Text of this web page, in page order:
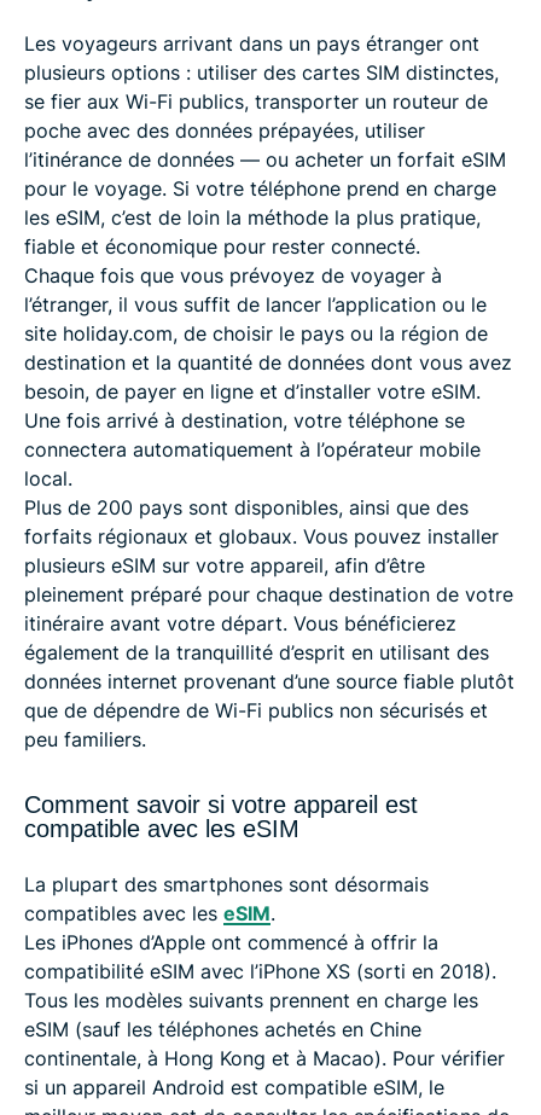
Les voyageurs arrivant dans un pays étranger ont
plusieurs options : utiliser des cartes SIM distinctes,
se fier aux Wi-Fi publics, transporter un routeur de
poche avec des données prépayées, utiliser
l’itinérance de données — ou acheter un forfait eSIM
pour le voyage. Si votre téléphone prend en charge
les eSIM, c’est de loin la méthode la plus pratique,
fiable et économique pour rester connecté.
Chaque fois que vous prévoyez de voyager à
l’étranger, il vous suffit de lancer l’application ou le
site holiday.com, de choisir le pays ou la région de
destination et la quantité de données dont vous avez
besoin, de payer en ligne et d’installer votre eSIM.
Une fois arrivé à destination, votre téléphone se
connectera automatiquement à l’opérateur mobile
local.
Plus de 200 pays sont disponibles, ainsi que des
forfaits régionaux et globaux. Vous pouvez installer
plusieurs eSIM sur votre appareil, afin d’être
pleinement préparé pour chaque destination de votre
itinéraire avant votre départ. Vous bénéficierez
également de la tranquillité d’esprit en utilisant des
données internet provenant d’une source fiable plutôt
que de dépendre de Wi-Fi publics non sécurisés et
peu familiers.
Comment savoir si votre appareil est
compatible avec les eSIM
La plupart des smartphones sont désormais
compatibles avec les eSIM.
Les iPhones d’Apple ont commencé à offrir la
compatibilité eSIM avec l’iPhone XS (sorti en 2018).
Tous les modèles suivants prennent en charge les
eSIM (sauf les téléphones achetés en Chine
continentale, à Hong Kong et à Macao). Pour vérifier
si un appareil Android est compatible eSIM, le